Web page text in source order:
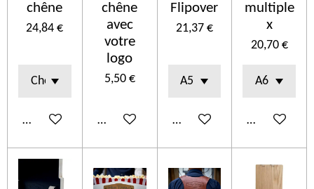
chêne
24,84 €
Ajouter au panier
chêne
avec
votre
logo
5,50 €
Ajouter au panier
Flipover
21,37 €
Ajouter au panier
multiple
x
20,70 €
Ajouter au